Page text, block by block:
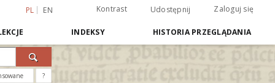
PL EN Kontrast Udostępnij Zaloguj się
INDEKSY HISTORIA PRZEGLĄDANIA
?